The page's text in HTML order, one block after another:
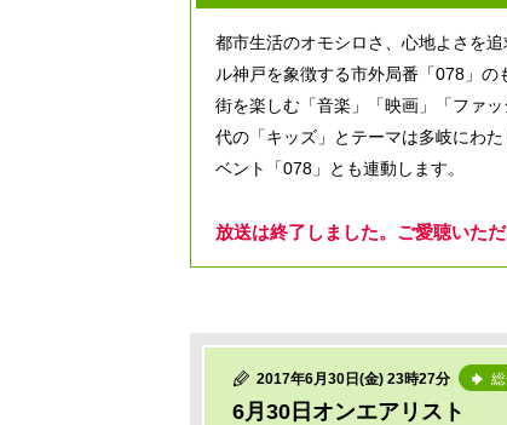
都市生活のオモシロさ、心地よさを
ル神戸を象徴する市外局番「078」の
街を楽しむ「音楽」「映画」「ファ
代の「キッズ」とテーマは多岐にわ
ベント「078」とも連動します。
放送は終了しました。ご愛聴いた
2017年6月30日(金) 23時27分
6月30日オンエアリスト